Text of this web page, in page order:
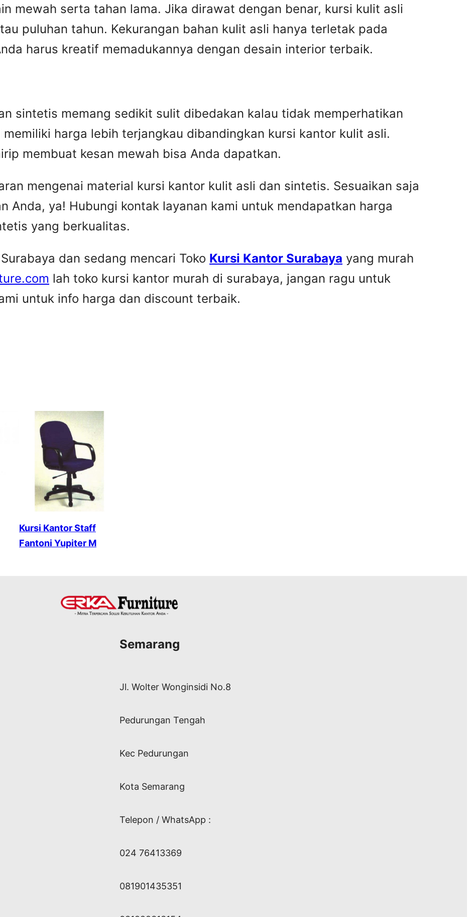
mewah serta tahan lama. Jika dirawat dengan benar, kursi kulit asli
puluhan tahun. Kekurangan bahan kulit asli hanya terletak pada
harus kreatif memadukannya dengan desain interior terbaik.
sintetis memang sedikit sulit dibedakan kalau tidak memperhatikan
harga lebih terjangkau dibandingkan kursi kantor kulit asli.
membuat kesan mewah bisa Anda dapatkan.
mengenai material kursi kantor kulit asli dan sintetis. Sesuaikan saja
Anda, ya! Hubungi kontak layanan kami untuk mendapatkan harga
yang berkualitas.
dan sedang mencari Toko Kursi Kantor Surabaya yang murah
lah toko kursi kantor murah di surabaya, jangan ragu untuk
untuk info harga dan discount terbaik.
Kursi Kantor Staff
Fantoni Yupiter M
Semarang
Jl. Wolter Wonginsidi No.8
Pedurungan Tengah
Kec Pedurungan
Kota Semarang
Telepon / WhatsApp :
024 76413369
081901435351